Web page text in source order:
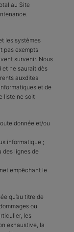
au Site
les systèmes
pas exempts
survenir. Nous
et ne saurait dès
auxdites
et de
liste ne soit
donnée et/ou
informatique ;
des lignes de
empêchant le
qu’au titre de
ou
les
exhaustive, la